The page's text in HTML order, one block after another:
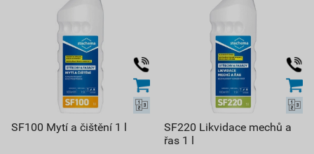
SF100 Mytí a čištění 1 l
SF220 Likvidace mechů a
řas 1 l